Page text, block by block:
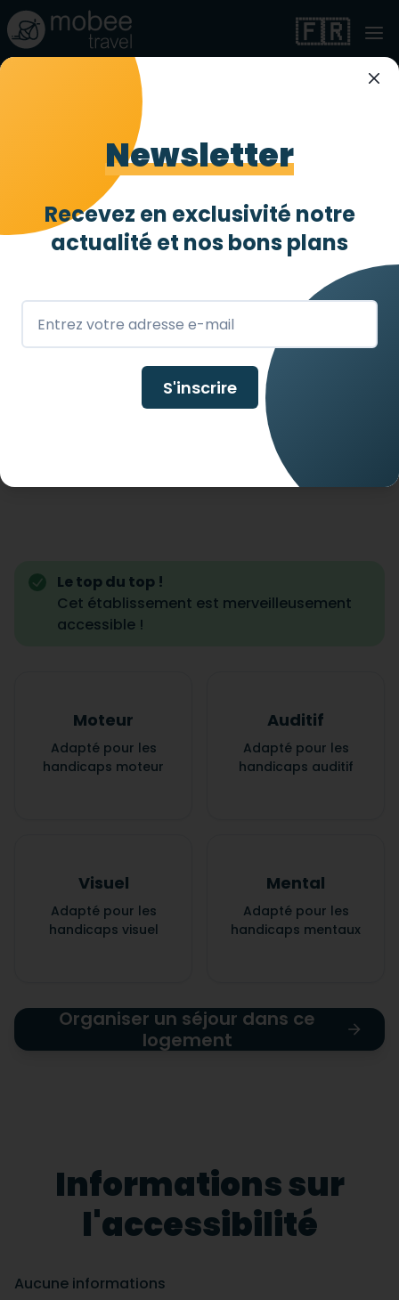
🇫🇷
Gîte dans les Côtes
d'Armor
Entièrement accessible
Lamballe,FR
Le top du top !
Cet établissement est merveilleusement
accessible !
Moteur
Adapté pour les
handicaps moteur
Auditif
Adapté pour les
handicaps auditif
Visuel
Adapté pour les
handicaps visuel
Mental
Adapté pour les
handicaps mentaux
Organiser un séjour dans ce
logement
Informations sur
l'accessibilité
Aucune informations
Newsletter
Recevez en exclusivité notre
actualité et nos bons plans
S'inscrire